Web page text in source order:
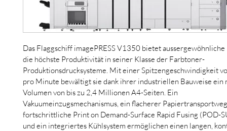
Das Flaggschiff imagePRESS V1350 bietet
die höchste Produktivität in seiner Klasse der Farbtoner-
Produktionsdrucksysteme. Mit einer Spitzengeschwindigkeit
pro Minute bewältigt sie dank ihrer industriellen Bauweise ein
Volumen von bis zu 2,4 Millionen A4-Seiten. Ein
Vakuumeinzugsmechanismus, ein flacherer
fortschrittliche Print on Demand-Surface Rapid Fusing (POD-
und ein integriertes Kühlsystem ermöglichen einen langen,